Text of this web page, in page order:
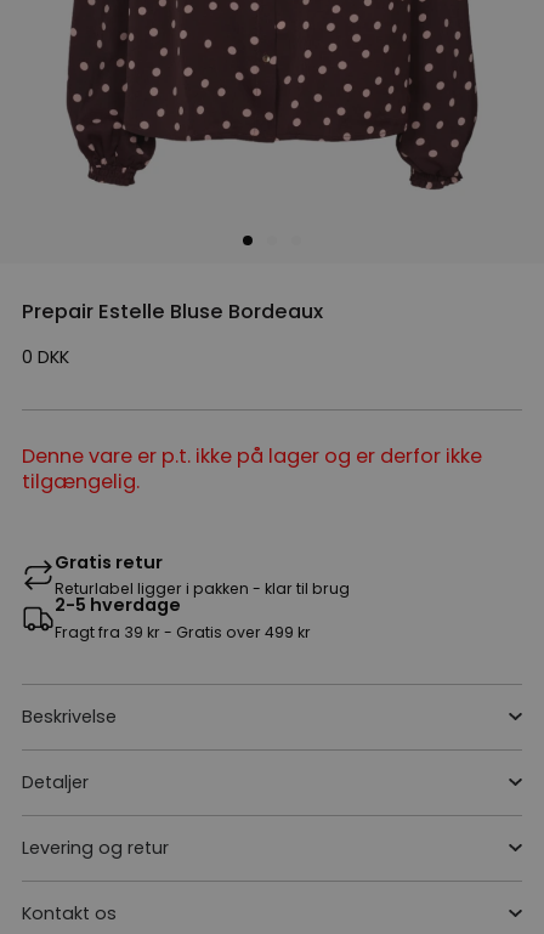
Prepair Estelle Bluse Bordeaux
0 DKK
Denne vare er p.t. ikke på lager og er derfor ikke
tilgængelig.
Gratis retur
Returlabel ligger i pakken - klar til brug
2-5 hverdage
Fragt fra 39 kr - Gratis over 499 kr
Beskrivelse
Detaljer
Levering og retur
Kontakt os